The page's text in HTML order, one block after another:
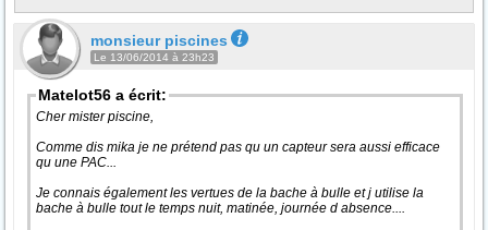
monsieur piscines
Le 13/06/2014 à 23h23
Matelot56 a écrit:
Cher mister piscine,
Comme dis mika je ne prétend pas qu un capteur sera aussi efficace
qu une PAC...
Je connais également les vertues de la bache à bulle et j utilise la
bache à bulle tout le temps nuit, matinée, journée d absence....